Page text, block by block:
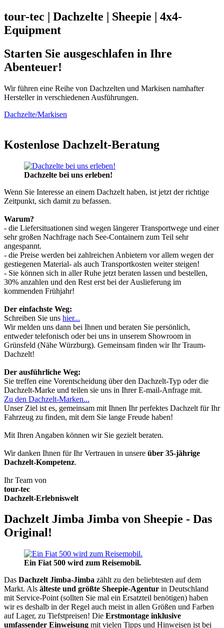
tour-tec | Dachzelte | Sheepie | 4x4-
Equipment
Starten Sie ausgeschlafen in Ihre
Abenteuer!
Wir führen eine Reihe von Dachzelten und Markisen namhafter
Hersteller in verschiedenen Ausführungen.
Dachzelte/Markisen
Kostenlose Dachzelt-Beratung
Dachzelte bei uns erleben!
Wenn Sie Interesse an einem Dachzelt haben, ist jetzt der richtige
Zeitpunkt, sich damit zu befassen.
Warum?
- die Liefersituationen sind wegen längerer Transportwege und einer
sehr großen Nachfrage nach See-Containern zum Teil sehr
angespannt.
- die Preise werden bei zahlreichen Anbietern vor allem wegen der
gestiegenen Material- als auch Transportkosten weiter steigen!
- Sie können sich in aller Ruhe jetzt beraten lassen und bestellen,
30% anzahlen und den Rest erst bei der Auslieferung im
kommenden Frühjahr!
Der einfachste Weg:
Schreiben Sie uns hier...
Wir melden uns dann bei Ihnen und beraten Sie persönlich,
entweder telefonisch oder bei uns in unserem Showroom in
Grünsfeld (Nähe Würzburg). Gemeinsam finden wir Ihr Traum-
Dachzelt!
Der ausführliche Weg:
Sie treffen eine Vorentscheidung über den Dachzelt-Typ oder die
Dachzelt-Marke und teilen sie uns in Ihrer E-mail-Anfrage mit.
Zu den Dachzelt-Marken...
Unser Ziel ist es, gemeinsam mit Ihnen Ihr perfektes Dachzelt für Ihr
Fahrzeug zu finden, mit dem Sie lange Freude haben!
Mit Ihren Angaben können wir Sie gezielt beraten.
Wir danken Ihnen für Ihr Vertrauen in unsere über 35-jährige
Dachzelt-Kompetenz.
Ihr Team von
tour-tec
Dachzelt-Erlebniswelt
Dachzelt Jimba Jimba von Sheepie - Das
Original!
Ein Fiat 500 wird zum Reisemobil.
Das Dachzelt Jimba-Jimba zählt zu den beliebtesten auf dem
Markt. Als älteste und größte Sheepie-Agentur in Deutschland
mit Service-Point (sollten Sie mal ein Ersatzteil benötigen) haben
wir es deshalb in der Regel auch meist in allen Größen und Farben
auf Lager, zu Tiefstpreisen! Die Erstmontage inklusive
umfassender Einweisung mit vielen Tipps und Hinweisen ist bei